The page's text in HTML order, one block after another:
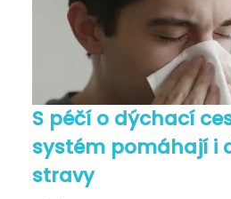
S péčí o dýchací
systém pomáhají i
stravy